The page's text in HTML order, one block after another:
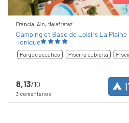
Francia, Ain, Malafretaz
Camping et Base de Loisirs La Plaine
Tonique
Parque acuático Piscina cubierta
8,13/10
3 comentarios